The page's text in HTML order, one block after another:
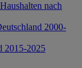
nach
2000-
2015-2025